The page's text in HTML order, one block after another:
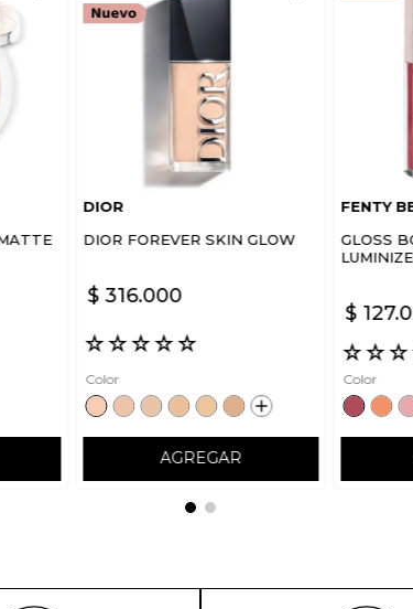
DIOR
DIOR FOREVER SKIN GLOW
$ 316.000
☆☆☆☆☆
Color
AGREGAR
FENTY
GLOSS
$ 127.
☆☆☆
Color